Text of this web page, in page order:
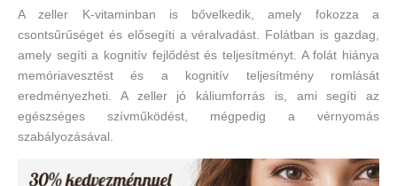
A zeller K-vitaminban is bővelkedik, amely fokozza a
csontsűrűséget és elősegíti a véralvadást. Folátban is gazdag,
amely segíti a kognitív fejlődést és teljesítményt. A folát hiánya
memóriavesztést és a kognitív teljesítmény romlását
eredményezheti. A zeller jó káliumforrás is, ami segíti az
egészséges szívműködést, mégpedig a vérnyomás
szabályozásával.